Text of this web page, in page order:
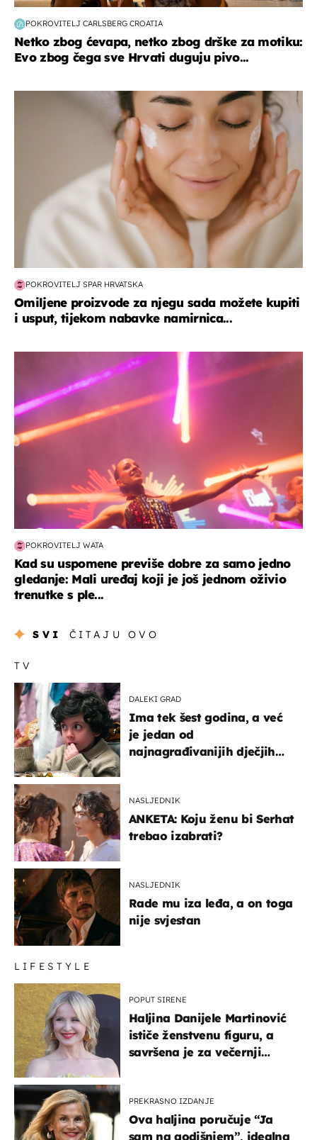
POKROVITELJ CARLSBERG CROATIA
Netko zbog ćevapa, netko zbog drške za motiku:
Evo zbog čega sve Hrvati duguju pivo...
moda & ljepota
POKROVITELJ SPAR HRVATSKA
Omiljene proizvode za njegu sada možete kupiti
i usput, tijekom nabavke namirnica...
POKROVITELJ WATA
Kad su uspomene previše dobre za samo jedno
gledanje: Mali uređaj koji je još jednom oživio
trenutke s ple...
SVI ČITAJU OVO
TV
DALEKI GRAD
Ima tek šest godina, a već
je jedan od
najnagrađivanijih dječjih
NASLJEDNIK
ANKETA: Koju ženu bi Serhat
trebao izabrati?
NASLJEDNIK
Rade mu iza leđa, a on toga
nije svjestan
LIFESTYLE
POPUT SIRENE
Haljina Danijele Martinović
ističe ženstvenu figuru, a
savršena je za večernji
PREKRASNO IZDANJE
Ova haljina poručuje “Ja
sam na godišnjem”, idealna